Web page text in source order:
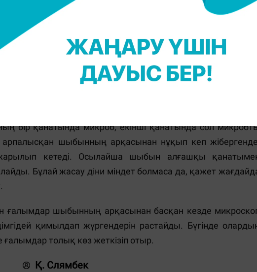
адамдар үшін беймәлім нәрсе еді. Шыбын бір сұйық
сақтықпен, жоғарыда ұстауға тыры- сады. Екі қанатын
жерінен қайта ұшқанда, құрғақ қанаты оның ұшып кетуіне
кетеді, бірақ ішкен астарымызға қалдырған
нәрсе) шыбын түгелдей ыдысқа батырылып, қайта
бір қанатында микроб, екінші қанатында сол
шыбынның арқасынан нұқып кеп
кетеді. Осылайша шыбын алғашқы
Бұлай жасау діни міндет болмаса да, қажет
ғалымдар шыбынның арқасынан басқан кезде
қимылдап жүргендерін растайды. Бүгінде
ғалымдар толық көз жеткізіп отыр.
Қ. Слямбек